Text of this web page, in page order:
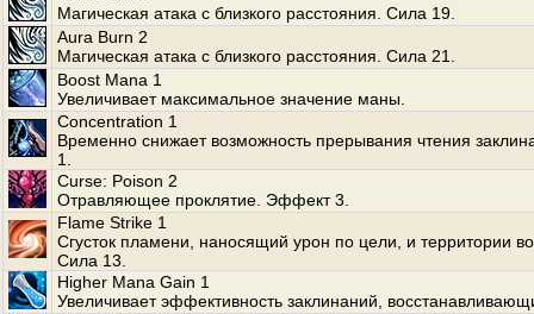
Магическая атака с близкого расстояния. Сила 19.
Aura Burn 2
Магическая атака с близкого расстояния. Сила 21.
Boost Mana 1
Увеличивает максимальное значение маны.
Concentration 1
Временно снижает возможность прерывания чтения
1.
Curse: Poison 2
Отравляющее проклятие. Эффект 3.
Flame Strike 1
Сгусток пламени, наносящий урон по цели, и территории
Сила 13.
Higher Mana Gain 1
Увеличивает эффективность заклинаний,